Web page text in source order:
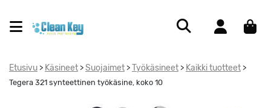
Etusivu > Käsineet > Suojaimet > Työkäsineet > Kaikki tuotteet >
Tegera 321 synteettinen työkäsine, koko 10